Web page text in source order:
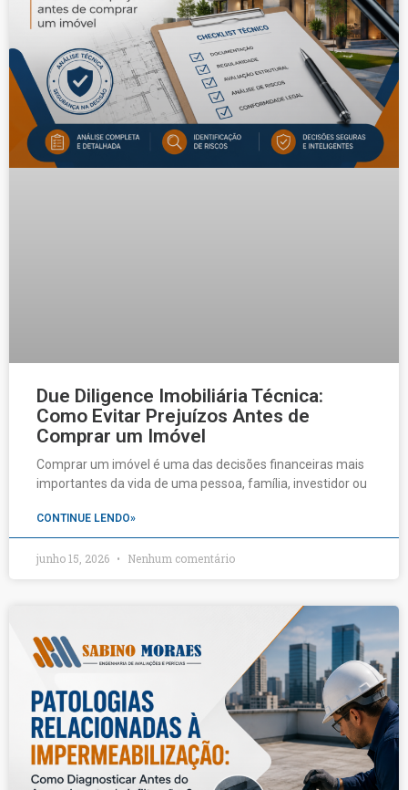
Due Diligence Imobiliária Técnica:
Como Evitar Prejuízos Antes de
Comprar um Imóvel
Comprar um imóvel é uma das decisões financeiras mais
importantes da vida de uma pessoa, família, investidor ou
CONTINUE LENDO»
junho 15, 2026 Nenhum comentário